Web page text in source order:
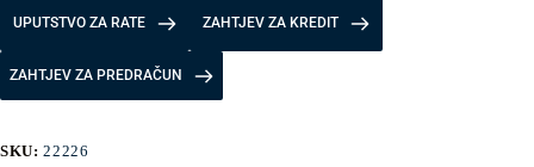
UPUTSTVO ZA RATE ZAHTJEV ZA KREDIT
ZAHTJEV ZA PREDRAČUN
SKU:22226